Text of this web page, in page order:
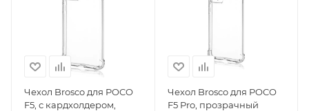
Чехол Brosco для POCO
F5, с кардхолдером,
Чехол Brosco для POCO
F5 Pro, прозрачный